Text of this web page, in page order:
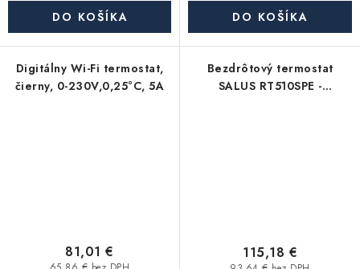
DO KOŠÍKA DO KOŠÍKA
Digitálny Wi-Fi termostat,
čierny, 0-230V,0,25°C, 5A
81,01 €
Bezdrôtový termostat
SALUS RT510SPE -
115,18 €